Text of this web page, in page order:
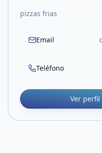
pizzas frias
Email
Teléfono
Ver perfil